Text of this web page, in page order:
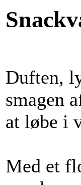
Duften,
smagen
at løbe i
Med et